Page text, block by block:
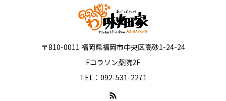
〒810-0011 福岡県福岡市中央区高砂1-24-24
Fコラソン薬院2F
TEL：092-531-2271